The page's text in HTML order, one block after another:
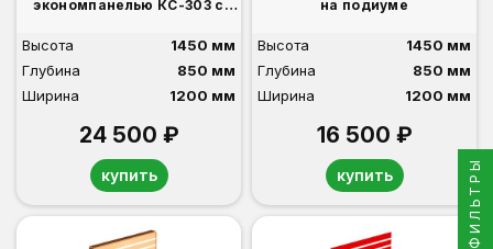
экономпанелью КС-303 с
Высота
1450 мм
Глубина
850 мм
Ширина
1200 мм
24 500 ₽
купить
на подиуме
Высота
1450 мм
Глубина
850 мм
Ширина
1200 мм
16 500 ₽
купить ФИЛЬТРЫ